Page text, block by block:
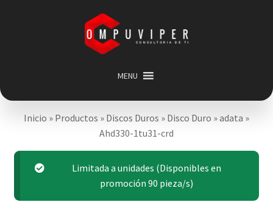
Saltar
navegación
contenido
MENU
Inicio
Categorias
Expandir
hijo
Carrito
Mi cuenta
Inicio » Productos » Discos Duros » Disco Duro »adata »
Ahd330-1tu31-crd
Limitada a unidades (Disponibles en
promoción 90 pieza/s)